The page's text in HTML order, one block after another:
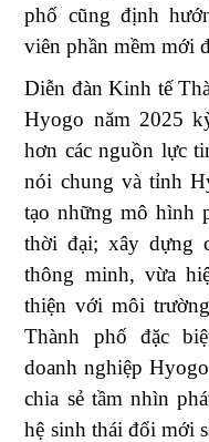
phố cũng định
viên phần mềm mới
Diễn đàn Kinh tế
Hyogo năm 2025
hơn các nguồn lực
nói chung và tỉnh
tạo những mô hình
thời đại; xây dựng
thông minh, vừa
thiện với môi
Thành phố đặc
doanh nghiệp
chia sẻ tầm nhìn
hệ sinh thái đổi mới